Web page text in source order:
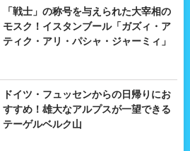
「戦士」の称号を与えられた大宰相の
モスク！イスタンブール「ガズィ・ア
ティク・アリ・パシャ・ジャーミィ」
ドイツ・フュッセンからの日帰りにお
すすめ！雄大なアルプスが一望できる
テーゲルベルク山